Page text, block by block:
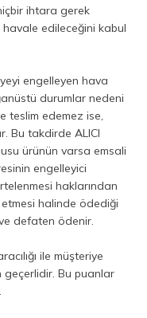
ihtara gerek
havale edileceğini kabul
engelleyen hava
durumlar nedeni
teslim edemez ise,
Bu takdirde ALICI
ürünün varsa emsali
engelleyici
haklarından
etmesi halinde ödediği
defaten ödenir.
ile müşteriye
geçerlidir. Bu puanlar